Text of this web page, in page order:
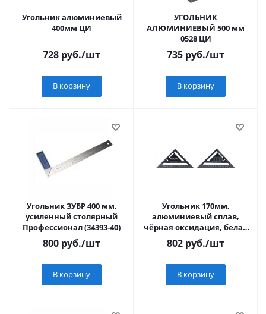
Угольник алюминиевый
400мм ЦИ
728 руб./шт
В корзину
УГОЛЬНИК
АЛЮМИНИЕВЫЙ 500 мм
0528 ЦИ
735 руб./шт
В корзину
Угольник ЗУБР 400 мм,
усиленный столярный
Профессионал (34393-40)
800 руб./шт
В корзину
Угольник 170мм,
алюминиевый сплав,
чёрная оксидация, белая
шкала, Sturm!
802 руб./шт
В корзину